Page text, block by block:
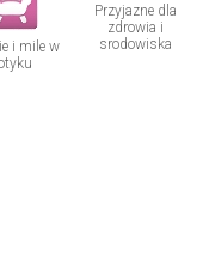
i mile w
Przyjazne dla
zdrowia i
srodowiska